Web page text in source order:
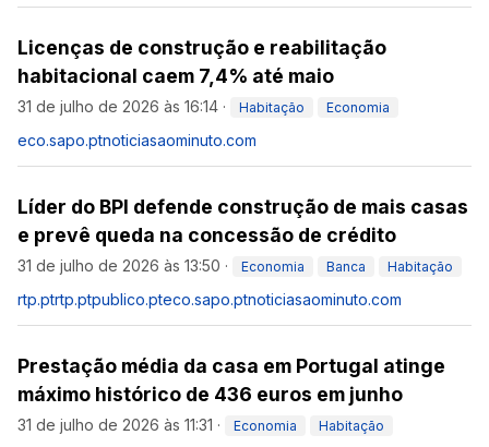
Licenças de construção e reabilitação
habitacional caem 7,4% até maio
31 de julho de 2026 às 16:14 · Habitação Economia
eco.sapo.ptnoticiasaominuto.com
Líder do BPI defende construção de mais casas
e prevê queda na concessão de crédito
31 de julho de 2026 às 13:50 · Economia Banca Habitação
rtp.ptrtp.ptpublico.pteco.sapo.ptnoticiasaominuto.com
Prestação média da casa em Portugal atinge
máximo histórico de 436 euros em junho
31 de julho de 2026 às 11:31 · Economia Habitação